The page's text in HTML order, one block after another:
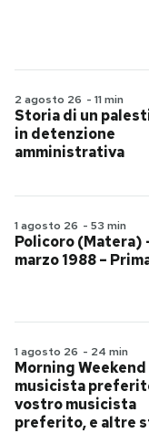
2 agosto 26 - 11 min
Storia di un
in detenzione
amministrativa
1 agosto 26 - 53 min
Policoro (Matera)
marzo 1988 –
1 agosto 26 - 24 min
Morning Weekend
musicista
vostro musicista
preferito, e altre